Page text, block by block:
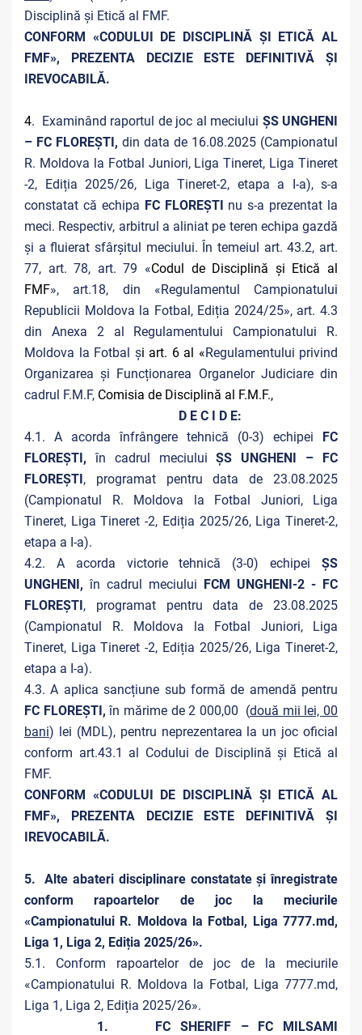
Disciplină și Etică al FMF.
CONFORM «CODULUI DE DISCIPLINĂ ȘI ETICĂ AL
FMF», PREZENTA DECIZIE ESTE DEFINITIVĂ ŞI
IREVOCABILĂ.
4. Examinând raportul de joc al meciului ȘS UNGHENI
– FC FLOREȘTI, din data de 16.08.2025 (Campionatul
R. Moldova la Fotbal Juniori, Liga Tineret, Liga Tineret
-2, Ediția 2025/26, Liga Tineret-2, etapa a I-a), s-a
constatat că echipa FC FLOREȘTI nu s-a prezentat la
meci. Respectiv, arbitrul a aliniat pe teren echipa gazdă
și a fluierat sfârșitul meciului. În temeiul art. 43.2, art.
77, art. 78, art. 79 «Codul de Disciplină și Etică al
FMF», art.18, din «Regulamentul Campionatului
Republicii Moldova la Fotbal, Ediția 2024/25», art. 4.3
din Anexa 2 al Regulamentului Campionatului R.
Moldova la Fotbal și art. 6 al «Regulamentului privind
Organizarea și Funcționarea Organelor Judiciare din
cadrul F.M.F, Comisia de Disciplină al F.M.F.,
D E C I D E:
4.1. A acorda înfrângere tehnică (0-3) echipei FC
FLOREȘTI, în cadrul meciuluiȘS UNGHENI – FC
FLOREȘTI, programat pentru data de 23.08.2025
(Campionatul R. Moldova la Fotbal Juniori, Liga
Tineret, Liga Tineret -2, Ediția 2025/26, Liga Tineret-2,
etapa a I-a).
4.2. A acorda victorie tehnică (3-0) echipei ȘS
UNGHENI,în cadrul meciului FCM UNGHENI-2 - FC
FLOREȘTI, programat pentru data de 23.08.2025
(Campionatul R. Moldova la Fotbal Juniori, Liga
Tineret, Liga Tineret -2, Ediția 2025/26, Liga Tineret-2,
etapa a I-a).
4.3. A aplica sancțiune sub formă de amendă pentru
FC FLOREȘTI, în mărime de 2 000,00 (două mii lei, 00
bani) lei (MDL), pentru neprezentarea la un joc oficial
conform art.43.1 al Codului de Disciplină și Etică al
FMF.
CONFORM «CODULUI DE DISCIPLINĂ ȘI ETICĂ AL
FMF», PREZENTA DECIZIE ESTE DEFINITIVĂ ŞI
IREVOCABILĂ.
5. Alte abateri disciplinare constatate și înregistrate
conform rapoartelor de joc la meciurile
«Campionatului R. Moldova la Fotbal, Liga 7777.md,
Liga 1, Liga 2, Ediția 2025/26».
5.1. Conform rapoartelor de joc de la meciurile
«Campionatului R. Moldova la Fotbal, Liga 7777.md,
Liga 1, Liga 2, Ediția 2025/26».
1. FC SHERIFF – FC MILSAMI